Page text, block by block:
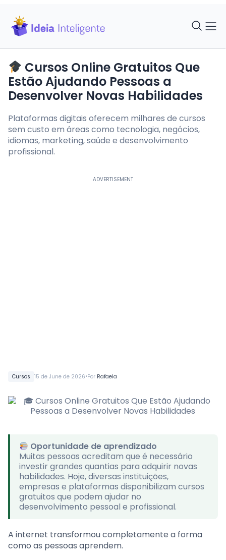
Cursos 15 de June de 2026•Por Rafaela
Cursos Online Gratuitos Que
Estão Ajudando Pessoas a
Desenvolver Novas Habilidades
Plataformas digitais oferecem milhares de cursos
sem custo em áreas como tecnologia, negócios,
idiomas, marketing, saúde e desenvolvimento
profissional.
ADVERTISEMENT
Oportunidade de aprendizado
Muitas pessoas acreditam que é necessário
investir grandes quantias para adquirir novas
habilidades. Hoje, diversas instituições,
empresas e plataformas disponibilizam cursos
gratuitos que podem ajudar no
desenvolvimento pessoal e profissional.
A internet transformou completamente a forma
como as pessoas aprendem.